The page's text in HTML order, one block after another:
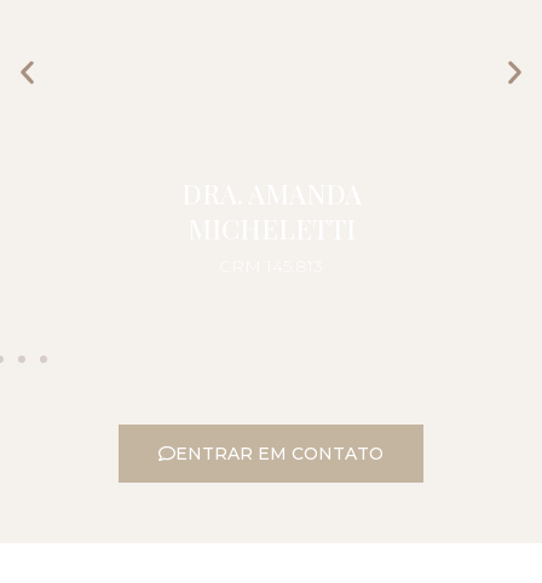
ENTRAR EM CONTATO